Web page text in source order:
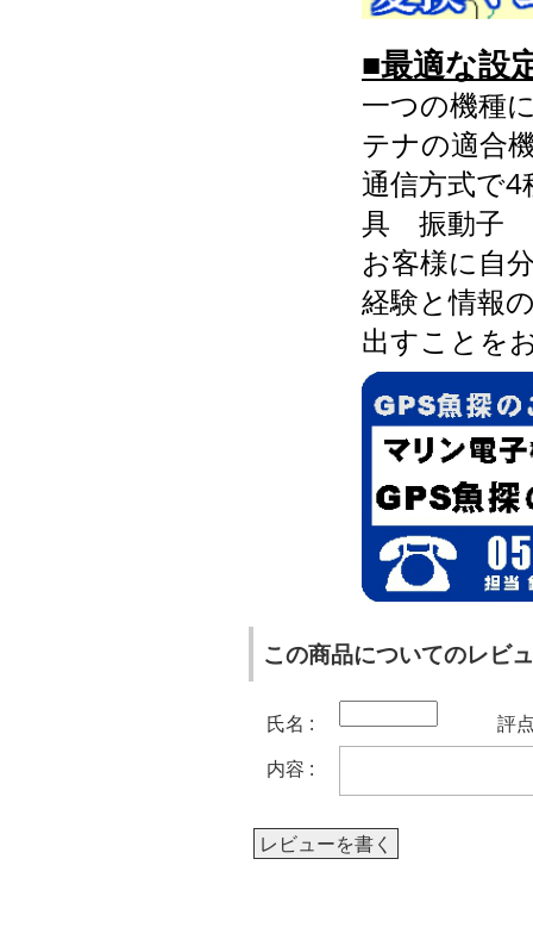
■最適な
一つの機種
テナの適合
通信方式で
具 振動子
お客様に自
経験と情報
出すことを
この商品についてのレビ
氏名 :
評
内容 :
レビューを書く